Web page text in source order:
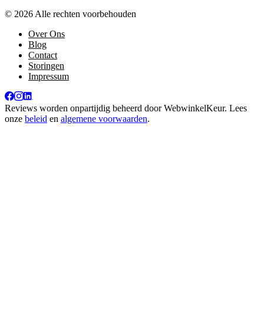
© 2026 Alle rechten voorbehouden
Over Ons
Blog
Contact
Storingen
Impressum
Reviews worden onpartijdig beheerd doorWebwinkelKeur. Lees
onze beleid en algemene voorwaarden.